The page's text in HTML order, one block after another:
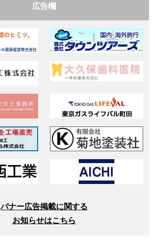
広告欄
バナー広告掲載に関する
お知らせはこちら